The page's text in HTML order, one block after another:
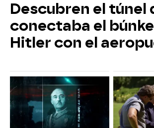
Descubren el túnel
conectaba el
Hitler con el